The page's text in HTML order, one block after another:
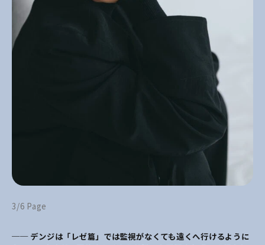
3/6 Page
── デンジは「レゼ篇」では監視がなくても遠くへ行けるように